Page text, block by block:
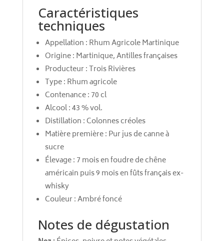
Caractéristiques
techniques
Appellation : Rhum Agricole Martinique
Origine : Martinique, Antilles françaises
Producteur : Trois Rivières
Type : Rhum agricole
Contenance : 70 cl
Alcool : 43 % vol.
Distillation : Colonnes créoles
Matière première : Pur jus de canne à
sucre
Élevage : 7 mois en foudre de chêne
américain puis 9 mois en fûts français ex-
whisky
Couleur : Ambré foncé
Notes de dégustation